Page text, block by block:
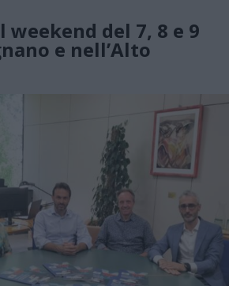
weekend del 7, 8 e 9
e nell’Alto